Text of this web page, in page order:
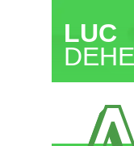
LUC